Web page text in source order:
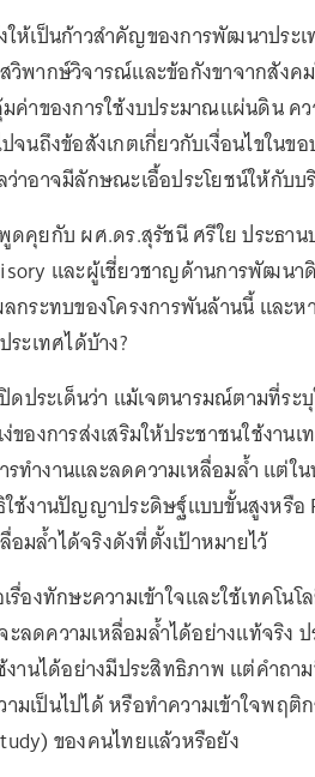
ห้เป็นก้าวสำคัญของการพัฒนาประ
พากษ์วิจารณ์และข้อกังขาจากสังค
ค่าของการใช้งบประมาณแผ่นดิน คว
นถึงข้อสังเกตเกี่ยวกับเงื่อนไขในขอ
าอาจมีลักษณะเอื้อประโยชน์ให้กับ
คุยกับ ผศ.ดร.สุรัชนี ศรีใย ประธาน
และผู้เชี่ยวชาญด้านการพัฒนา
กระทบของโครงการพันล้านนี้ และ
ระเทศได้บ้าง?
ดประเด็นว่า แม้เจตนารมณ์ตามที่ระ
ของการส่งเสริมให้ประชาชนใช้งานเ
ทำงานและลดความเหลื่อมล้ำ แต่ใ
ช้งานปัญญาประดิษฐ์แบบขั้นสูงหรือ
มล้ำได้จริงดังที่ตั้งเป้าหมายไว้
รื่องทักษะความเข้าใจและใช้เทคโน
ะลดความเหลื่อมล้ำได้อย่างแท้จริง
งานได้อย่างมีประสิทธิภาพ แต่คำถ
มเป็นไปได้ หรือทำความเข้าใจพฤติ
ของคนไทยแล้วหรือยัง